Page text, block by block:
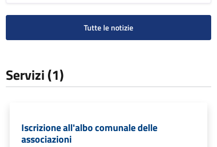
Tutte le notizie
Servizi (1)
Iscrizione all'albo comunale delle
associazioni